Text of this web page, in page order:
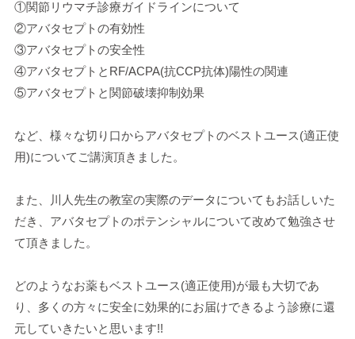
①関節リウマチ診療ガイドラインについて
②アバタセプトの有効性
③アバタセプトの安全性
④アバタセプトとRF/ACPA(抗CCP抗体)陽性の関連
⑤アバタセプトと関節破壊抑制効果
など、様々な切り口からアバタセプトのベストユース(適正使
用)についてご講演頂きました。
また、川人先生の教室の実際のデータについてもお話しいた
だき、アバタセプトのポテンシャルについて改めて勉強させ
て頂きました。
どのようなお薬もベストユース(適正使用)が最も大切であ
り、多くの方々に安全に効果的にお届けできるよう診療に還
元していきたいと思います!!